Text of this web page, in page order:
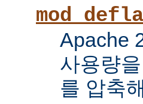
Apache
사용량
를 압축